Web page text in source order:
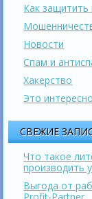
Как
Новости
Спам и
Хакерство
Это интересно
СВЕЖИЕ
Что такое
производить
Выгода от
Profit-Partner